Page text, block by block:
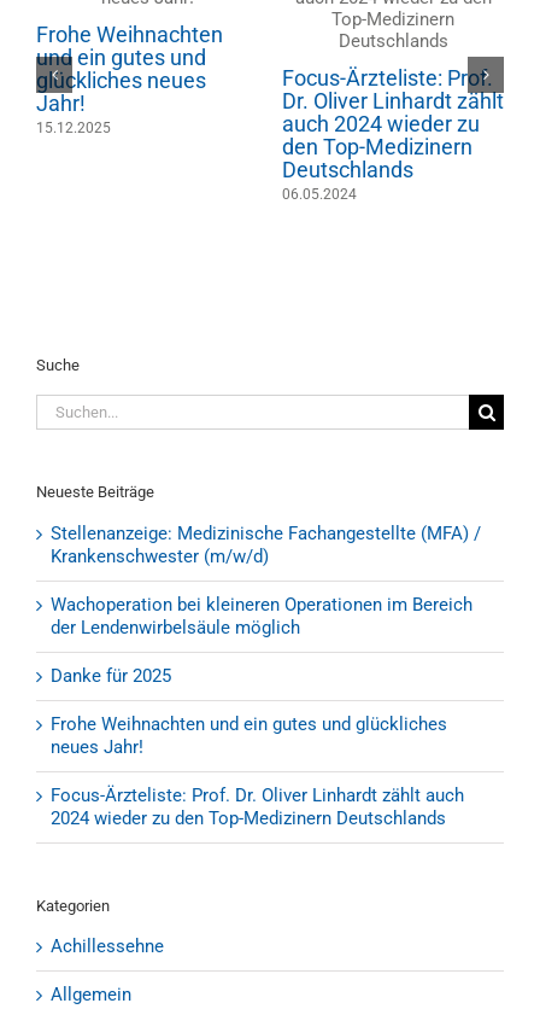
Prof.
zählt
zu
Focus-Ärzteliste: Prof.
Dr. Oliver Linhardt zählt
auch 2023 wieder zu
den Top-Medizinern
Wachoperation
kleineren
im Bereich der
möglich
16.03.2026
Suche
Suche
nach:
Neueste Beiträge
Stellenanzeige: Medizinische Fachangestellte (MFA) /
Krankenschwester (m/w/d)
Wachoperation bei kleineren Operationen im Bereich
der Lendenwirbelsäule möglich
Danke für 2025
Frohe Weihnachten und ein gutes und glückliches
neues Jahr!
Focus-Ärzteliste: Prof. Dr. Oliver Linhardt zählt auch
2024 wieder zu den Top-Medizinern Deutschlands
Kategorien
Achillessehne
Allgemein